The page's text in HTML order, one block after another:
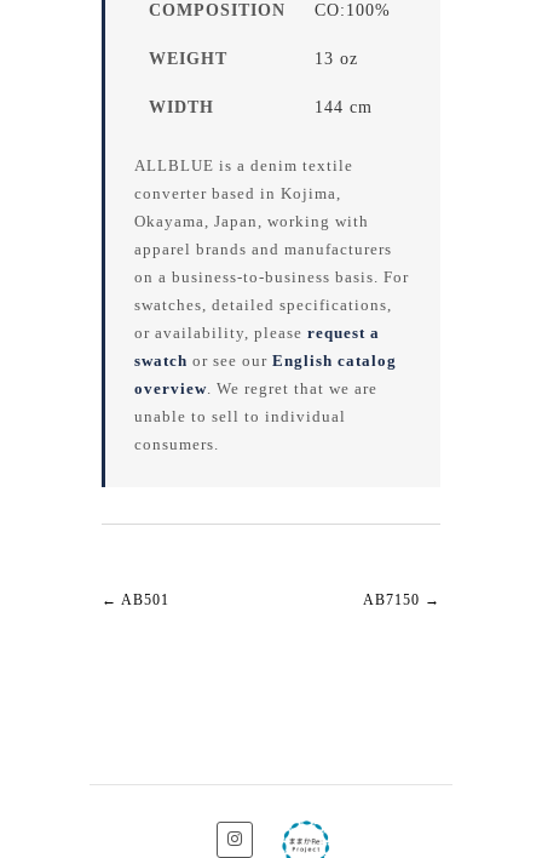
COMPOSITION CO:100%
WEIGHT 13 oz
WIDTH 144 cm
ALLBLUE is a denim textile
converter based in Kojima,
Okayama, Japan, working with
apparel brands and manufacturers
on a business-to-business basis. For
swatches, detailed specifications,
or availability, please request a
swatch or see our English catalog
overview. We regret that we are
unable to sell to individual
consumers.
← AB501 AB7150 →